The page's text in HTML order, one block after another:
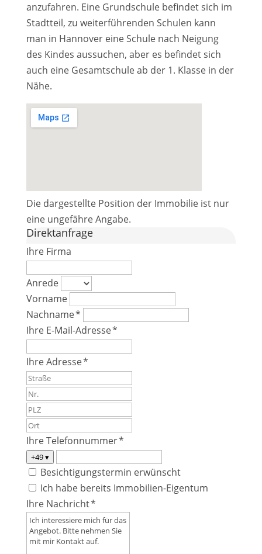
anzufahren. Eine Grundschule befindet sich im
Stadtteil, zu weiterführenden Schulen kann
man in Hannover eine Schule nach Neigung
des Kindes aussuchen, aber es befindet sich
auch eine Gesamtschule ab der 1. Klasse in der
Nähe.
Die dargestellte Position der Immobilie ist nur
eine ungefähre Angabe.
Direktanfrage
Ihre Firma
Anrede
Vorname
Nachname *
Ihre E-Mail-Adresse *
Ihre Adresse *
Ihre Telefonnummer *
+49▾
Besichtigungstermin erwünscht
Ich habe bereits Immobilien-Eigentum
Ihre Nachricht *